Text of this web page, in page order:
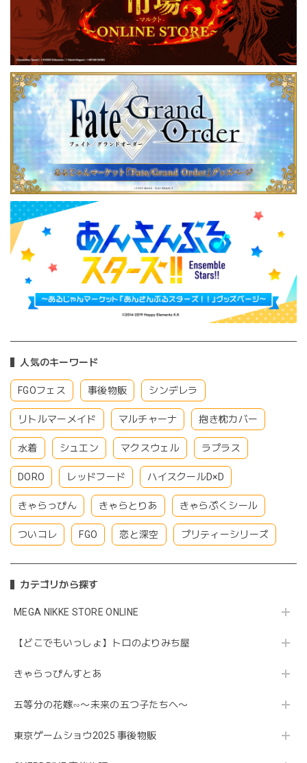
人気のキーワード
FGOフェス 事後物販 シンデレラ
リトルマーメイド マルチャーナ 抱き枕カバー
水着 シュエン マクスウェル ラプラス
DORO レッドフード ハイスクールD×D
きゃらっぴん きゃらとりあ きゃらぷくシール
ついコレ FGO 恋と深空 プリティーシリーズ
カテゴリから探す
MEGA NIKKE STORE ONLINE
【どこでもいっしょ】トロのよりみち屋
きゃらっぴんすとあ
五等分の花嫁∽〜未来の五つ子たちへ〜
東京ゲームショウ2025 事後物販